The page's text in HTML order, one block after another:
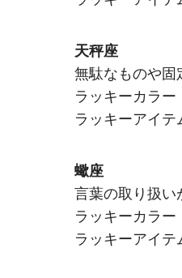
天秤座
無駄なものや固
ラッキーカラー
ラッキーアイ
蠍座
言葉の取り扱い
ラッキーカラー
ラッキーアイテ